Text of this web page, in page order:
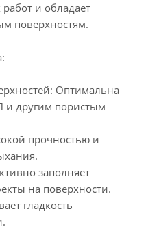
и обладает
поверхностям.
Оптимальна
и другим пористым
прочностью и
заполняет
на поверхности.
гладкость